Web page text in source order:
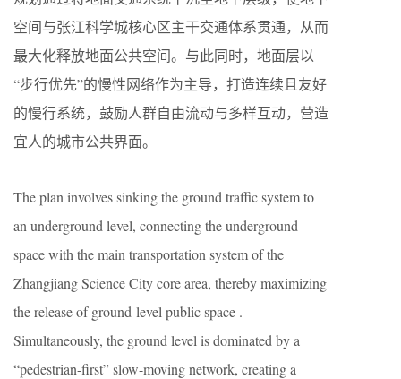
空间与张江科学城核心区主干交通体系贯通，从而
最大化释放地面公共空间。与此同时，地面层以
“步行优先”的慢性网络作为主导，打造连续且友好
的慢行系统，鼓励人群自由流动与多样互动，营造
宜人的城市公共界面。
The plan involves sinking the ground traffic system to
an underground level, connecting the underground
space with the main transportation system of the
Zhangjiang Science City core area, thereby maximizing
the release of ground-level public space .
Simultaneously, the ground level is dominated by a
“pedestrian-first” slow-moving network, creating a